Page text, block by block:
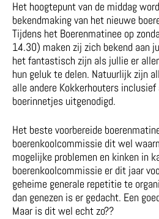
Het hoogtepunt van de middag
bekendmaking van het nieuwe
Tijdens het Boerenmatinee op
14.30) maken zij zich bekend aan
het fantastisch zijn als jullie er
hun geluk te delen. Natuurlijk zijn
alle andere Kokkerhouters
boerinnetjes uitgenodigd.
Het beste voorbereide
boerenkoolcommissie dit wel
mogelijke problemen en kinken in
boerenkoolcommissie er dit jaar
geheime generale repetitie te
dan genezen is er gedacht. Een
Maar is dit wel echt zo??